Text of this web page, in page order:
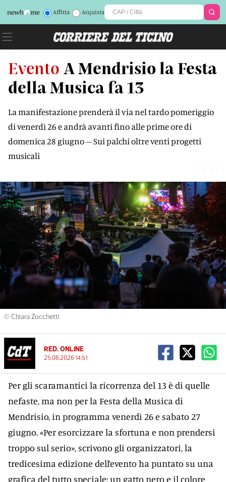
Affitta Acquista
Evento A Mendrisio la Festa
della Musica fa 13
La manifestazione prenderà il via nel tardo pomeriggio
di venerdì 26 e andrà avanti fino alle prime ore di
domenica 28 giugno – Sui palchi oltre venti progetti
musicali
© Chiara Zocchetti
RED. ONLINE
25.06.2026 14:51
Per gli scaramantici la ricorrenza del 13 è di quelle
nefaste, ma non per la Festa della Musica di
Mendrisio, in programma venerdì 26 e sabato 27
giugno. «Per esorcizzare la sfortuna e non prendersi
troppo sul serio», scrivono gli organizzatori, la
tredicesima edizione dell’evento ha puntato su una
grafica del tutto speciale: un gatto nero e il colore